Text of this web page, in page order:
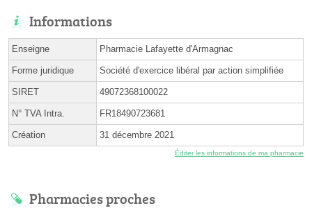
Informations
Enseigne Pharmacie Lafayette d'Armagnac
Forme juridique Société d'exercice libéral par action simplifiée
SIRET 49072368100022
N° TVA Intra. FR18490723681
Création 31 décembre 2021
Éditer les informations de ma pharmacie
Pharmacies proches